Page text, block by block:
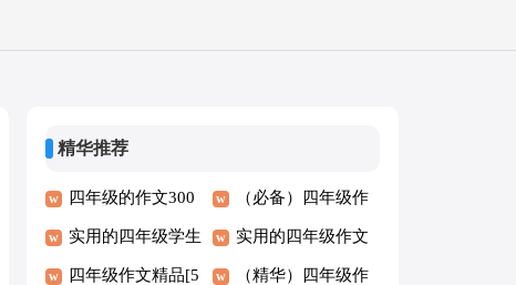
精华推荐
四年级的作文300
字9篇【精华】
（必备）四年级作
文
实用的四年级学生
作文6篇（荐）
实用的四年级作文
【必备】
四年级作文精品[5 （精华）四年级作